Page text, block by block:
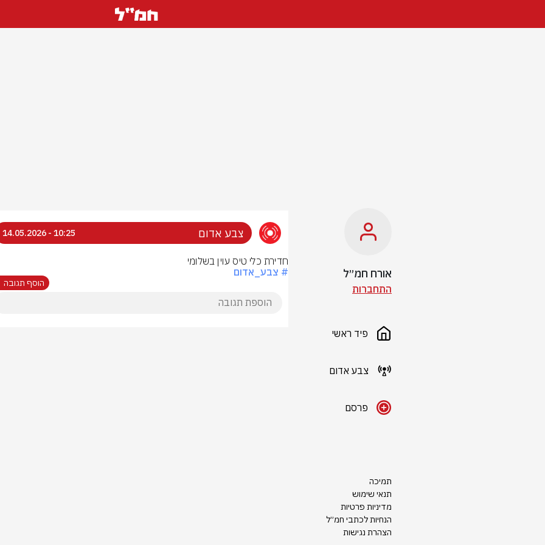
אורח חמ״ל
התחברות
פיד ראשי
צבע אדום
פרסם
תמיכה
תנאי שימוש
מדיניות פרטיות
הנחיות לכתבי חמ״ל
הצהרת נגישות
צבע אדום 10:25 - 14.05.2026
חדירת כלי טיס עוין בשלומי
# צבע_אדום
הוסף תגובה